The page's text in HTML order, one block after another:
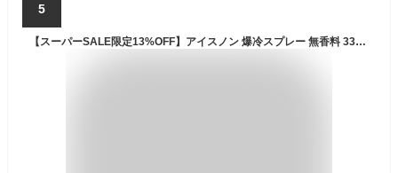
5
【スーパーSALE限定13%OFF】アイスノン 爆冷スプレー 無香料 330mL 大容量 本体 冷却スプレー 冷感スプレー 強冷感 暑さ対策 熱中症対策 スポーツ 屋外 フェス アウトドア 白元アース 2606ss